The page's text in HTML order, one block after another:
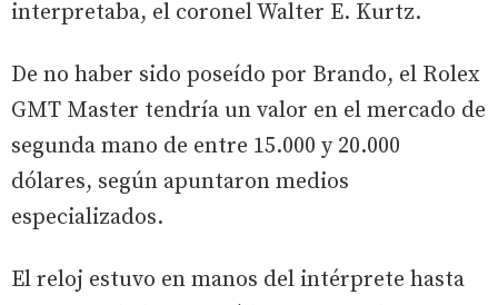
interpretaba, el coronel Walter E. Kurtz.
De no haber sido poseído por Brando, el Rolex
GMT Master tendría un valor en el mercado de
segunda mano de entre 15.000 y 20.000
dólares, según apuntaron medios
especializados.
El reloj estuvo en manos del intérprete hasta